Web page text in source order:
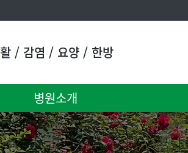
/ 감염 / 요양 / 한방
병원소개